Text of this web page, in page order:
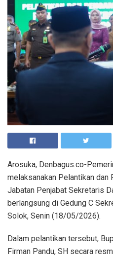
Arosuka, Denbagus.co-
melaksanakan Pelantikan dan
Jabatan Penjabat Sekretaris
berlangsung di Gedung C
Solok, Senin (18/05/2026).
Dalam pelantikan tersebut,
Firman Pandu, SH secara